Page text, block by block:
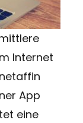
Internet
App
eine